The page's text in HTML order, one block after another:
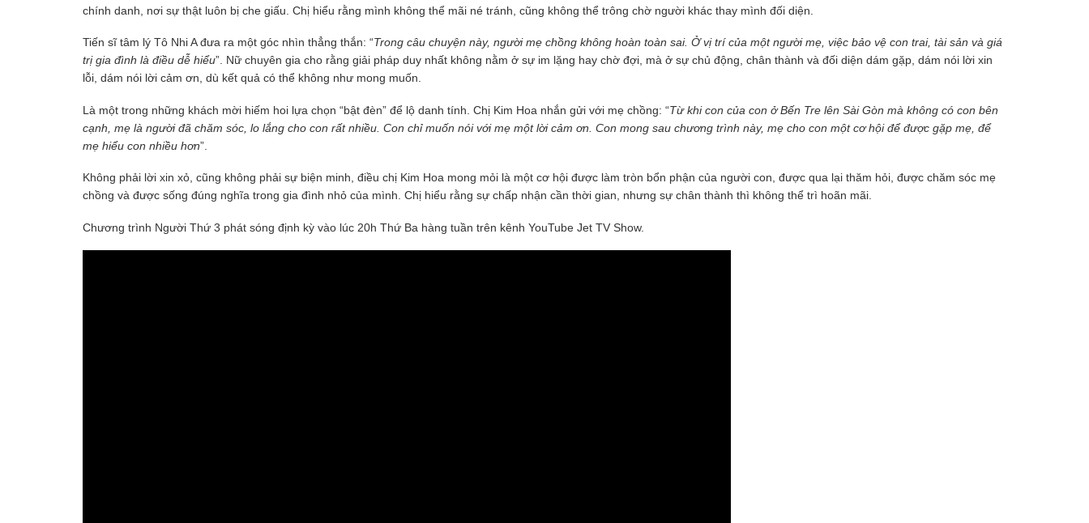
chính danh, nơi sự thật luôn bị che giấu. Chị hiểu rằng mình không thể mãi né tránh, cũng không thể trông chờ người khác thay mình đối diện.
Tiến sĩ tâm lý Tô Nhi A đưa ra một góc nhìn thẳng thắn: “Trong câu chuyện này, người mẹ chồng không hoàn toàn sai. Ở vị trí của một người mẹ, việc bảo vệ con trai, tài sản và giá
trị gia đình là điều dễ hiểu”. Nữ chuyên gia cho rằng giải pháp duy nhất không nằm ở sự im lặng hay chờ đợi, mà ở sự chủ động, chân thành và đối diện dám gặp, dám nói lời xin
lỗi, dám nói lời cảm ơn, dù kết quả có thể không như mong muốn.
Là một trong những khách mời hiếm hoi lựa chọn “bật đèn” để lộ danh tính. Chị Kim Hoa nhắn gửi với mẹ chồng: “Từ khi con của con ở Bến Tre lên Sài Gòn mà không có con bên
cạnh, mẹ là người đã chăm sóc, lo lắng cho con rất nhiều. Con chỉ muốn nói với mẹ một lời cảm ơn. Con mong sau chương trình này, mẹ cho con một cơ hội để được gặp mẹ, để
mẹ hiểu con nhiều hơn”.
Không phải lời xin xỏ, cũng không phải sự biện minh, điều chị Kim Hoa mong mỏi là một cơ hội được làm tròn bổn phận của người con, được qua lại thăm hỏi, được chăm sóc mẹ
chồng và được sống đúng nghĩa trong gia đình nhỏ của mình. Chị hiểu rằng sự chấp nhận cần thời gian, nhưng sự chân thành thì không thể trì hoãn mãi.
Chương trình Người Thứ 3 phát sóng định kỳ vào lúc 20h Thứ Ba hàng tuần trên kênh YouTube Jet TV Show.